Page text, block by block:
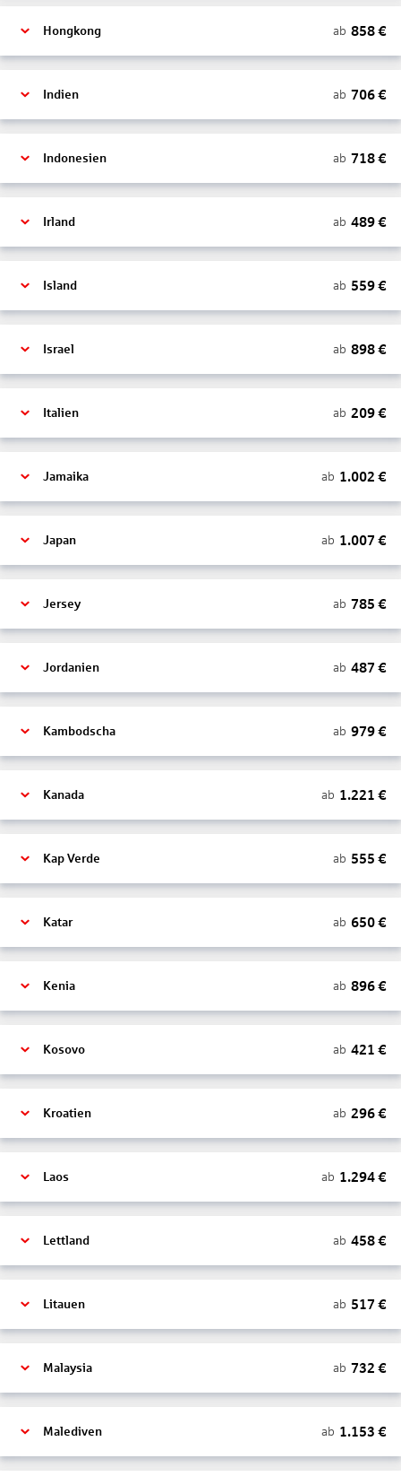
Hongkong ab 858€
Indien ab 706€
Indonesien ab 718€
Irland ab 489€
Island ab 559€
Israel ab 898€
Italien ab 209€
Jamaika ab 1.002 €
Japan ab 1.007 €
Jersey ab 785 €
Jordanien ab 487 €
Kambodscha ab 979€
Kanada ab 1.221 €
Kap Verde ab 555 €
Katar ab 650€
Kenia ab 896€
Kosovo ab 421 €
Kroatien ab 296€
Laos ab 1.294€
Lettland ab 458€
Litauen ab 517 €
Malaysia ab 732 €
Malediven ab 1.153 €